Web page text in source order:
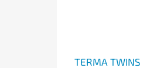
TERMA TWINS